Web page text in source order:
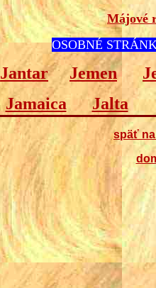
Májové
OSOBNÉ
Jantar Jemen
Jamaica
Jalta
späť